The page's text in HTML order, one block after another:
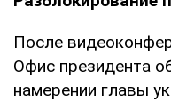
После
Офис президента
намерении главы